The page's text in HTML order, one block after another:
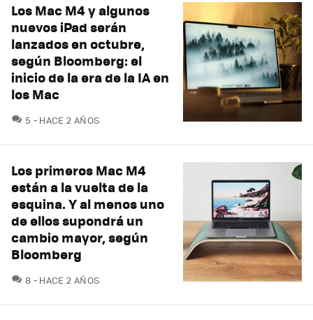
Los Mac M4 y algunos
nuevos iPad serán
lanzados en octubre,
según Bloomberg: el
inicio de la era de la IA en
los Mac
5 COMENTARIOS
HACE 2 AÑOS
Los primeros Mac M4
están a la vuelta de la
esquina. Y al menos uno
de ellos supondrá un
cambio mayor, según
Bloomberg
8 COMENTARIOS
HACE 2 AÑOS